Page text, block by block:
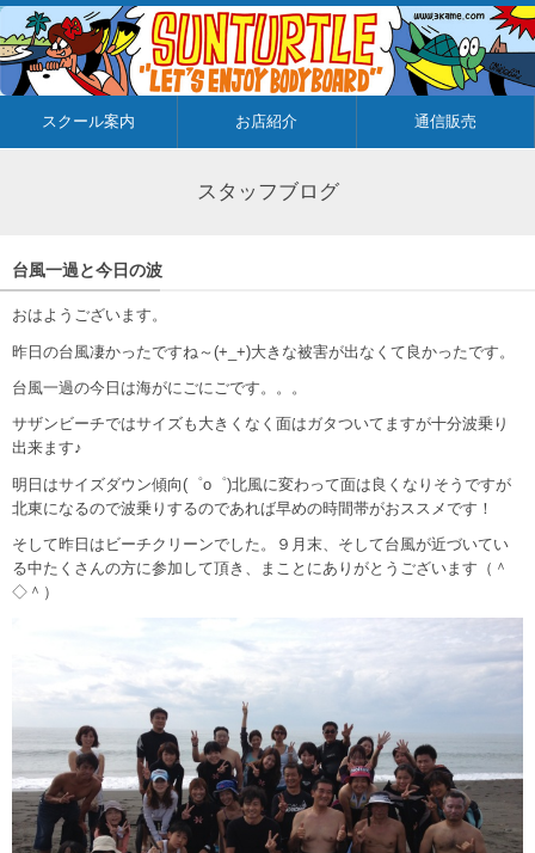
スクール案内 お店紹介 通信販売
スタッフブログ
台風一過と今日の波
おはようございます。
昨日の台風凄かったですね～(+_+)大きな被害が出なくて良かったです。
台風一過の今日は海がにごにごです。。。
サザンビーチではサイズも大きくなく面はガタついてますが十分波乗り
出来ます♪
明日はサイズダウン傾向(゜o゜)北風に変わって面は良くなりそうですが
北東になるので波乗りするのであれば早めの時間帯がおススメです！
そして昨日はビーチクリーンでした。９月末、そして台風が近づいてい
る中たくさんの方に参加して頂き、まことにありがとうございます（＾
◇＾）